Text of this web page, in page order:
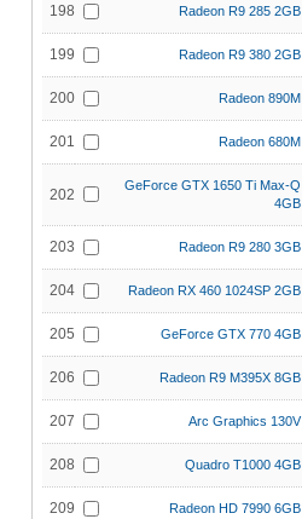
198 Radeon R9 285 2GB
199 Radeon R9 380 2GB
200 Radeon 890M
201 Radeon 680M
202
GeForce GTX 1650 Ti Max-Q
4GB
203 Radeon R9 280 3GB
204 Radeon RX 460 1024SP 2GB
205 GeForce GTX 770 4GB
206 Radeon R9 M395X 8GB
207 Arc Graphics 130V
208 Quadro T1000 4GB
209 Radeon HD 7990 6GB